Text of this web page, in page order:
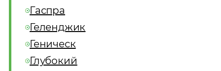
Гаспра
Геленджик
Геническ
Глубокий